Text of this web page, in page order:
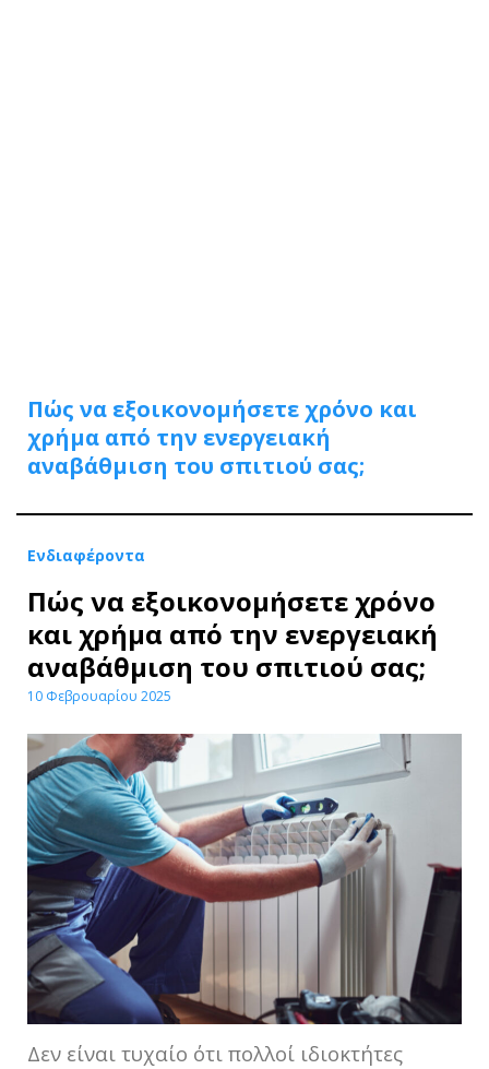
Πώς να εξοικονομήσετε χρόνο και
χρήμα από την ενεργειακή
αναβάθμιση του σπιτιού σας;
Ενδιαφέροντα
Πώς να εξοικονομήσετε χρόνο
και χρήμα από την ενεργειακή
αναβάθμιση του σπιτιού σας;
10 Φεβρουαρίου 2025
Δεν είναι τυχαίο ότι πολλοί ιδιοκτήτες